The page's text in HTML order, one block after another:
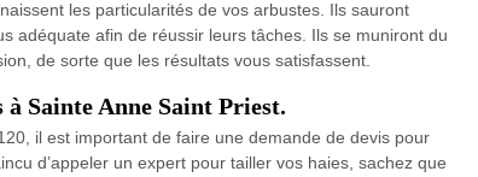
les particularités de vos arbustes. Ils sauront
adéquate afin de réussir leurs tâches. Ils se muniront du
de sorte que les résultats vous satisfassent.
Sainte Anne Saint Priest.
il est important de faire une demande de devis pour
d’appeler un expert pour tailler vos haies, sachez que